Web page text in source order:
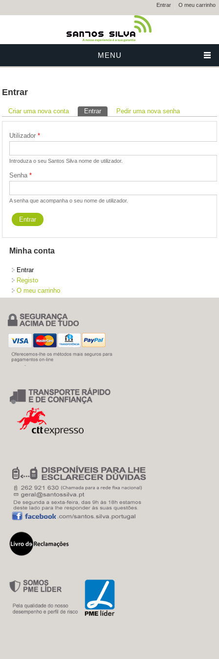
Entrar O meu carrinho
MENU
Entrar
Separadores primários
Criar uma nova conta Entrar (separador ativo)
Pedir uma nova senha
Utilizador *
Introduza o seu Santos Silva nome de utilizador.
Senha *
A senha que acompanha o seu nome de utilizador.
Minha conta
Entrar
Registo
O meu carrinho